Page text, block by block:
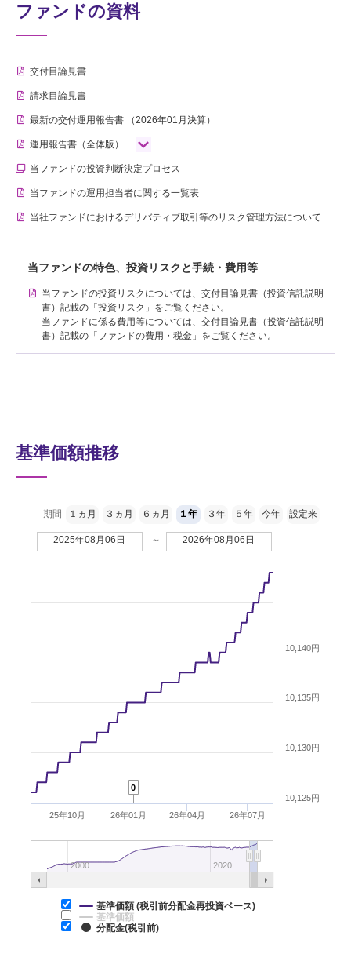
ファンドの資料
交付目論見書
請求目論見書
最新の交付運用報告書 （2026年01月決算）
運用報告書（全体版）
当ファンドの投資判断決定プロセス
当ファンドの運用担当者に関する一覧表
当社ファンドにおけるデリバティブ取引等のリスク管理方法について
当ファンドの特色、投資リスクと手続・費用等
当ファンドの投資リスクについては、交付目論見書（投資信託説明
書）記載の「投資リスク」をご覧ください。
当ファンドに係る費用等については、交付目論見書（投資信託説明
書）記載の「ファンドの費用・税金」をご覧ください。
基準価額推移
0
26年01月 26年07月
25年10月 26年04月
2000 2020
10,130円
10,140円
10,125円
10,135円
期間 １ヵ月 ３ヵ月 ６ヵ月 １年 ３年 ５年 今年 設定来
2025年08月06日 ～ 2026年08月06日
基準価額 (税引前分配金再投資ベース)
基準価額
分配金(税引前)